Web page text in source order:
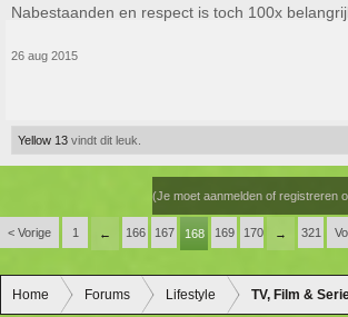
Nabestaanden en respect is toch 100x
26 aug 2015
Yellow 13 vindt dit leuk.
(Je moet aanmelden of registreren
< Vorige 1 ← 166 167 168 169 170 → 321
Home Forums Lifestyle TV, Film &